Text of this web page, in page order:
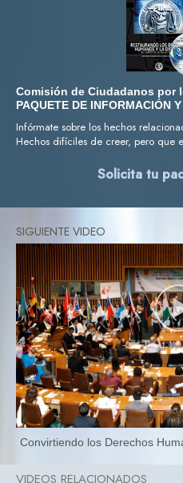
Comisión de Ciudadanos por
PAQUETE DE INFORMACIÓN
Infórmate sobre los hechos
Hechos difíciles de creer, pero que
Solicita tu
Convirtiendo los Derechos